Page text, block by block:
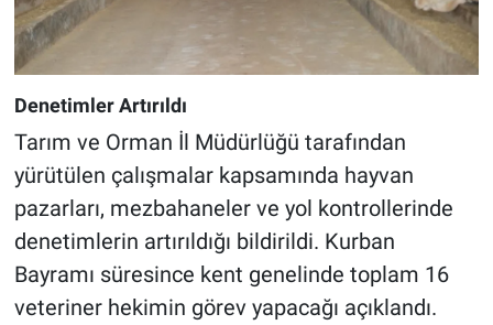
Denetimler Artırıldı
Tarım ve Orman İl Müdürlüğü tarafından
yürütülen çalışmalar kapsamında hayvan
pazarları, mezbahaneler ve yol kontrollerinde
denetimlerin artırıldığı bildirildi. Kurban
Bayramı süresince kent genelinde toplam 16
veteriner hekimin görev yapacağı açıklandı.